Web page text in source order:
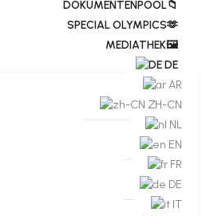
DOKUMENTENPOOL📁
​​SPECIAL OLYMPICS🫶
MEDIATHEK🖼️​
DE
AR
ZH-CN
NL
EN
FR
DE
IT